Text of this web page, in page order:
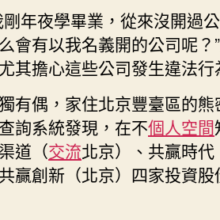
剛年夜學畢業，從來沒開過
會有以我名義開的公司呢？
其擔心這些公司發生違法行
有偶，家住北京豐臺區的
詢系統發現，在不個人空間
道（交流北京）、共贏時
贏創新（北京）四家投資